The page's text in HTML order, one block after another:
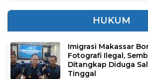
HUKUM
Imigrasi Makassar
Fotografi Ilegal,
Ditangkap Diduga
Tinggal